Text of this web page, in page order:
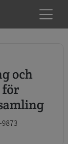
för